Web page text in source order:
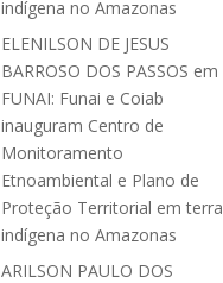
indígena no Amazonas
ELENILSON DE JESUS
BARROSO DOS PASSOS em
FUNAI: Funai e Coiab
inauguram Centro de
Monitoramento
Etnoambiental e Plano de
Proteção Territorial em terra
indígena no Amazonas
ARILSON PAULO DOS